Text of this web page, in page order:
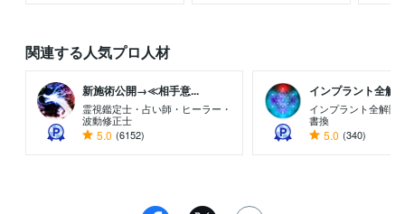
関連する人気プロ人材
新施術公開→≪相手意...
霊視鑑定士・占い師・ヒーラー・
波動修正士
5.0 (6152)
インプラント全解
インプラント全解除
書換
5.0 (340)